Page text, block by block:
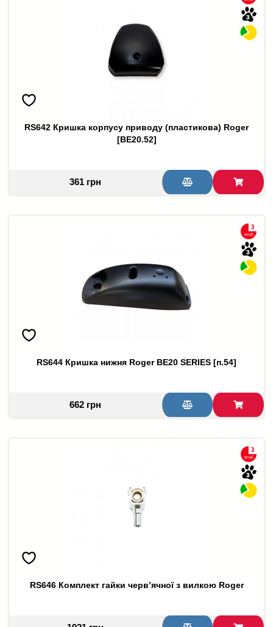
RS642 Кришка корпусу приводу (пластикова) Roger
[BE20.52]
361 грн
RS644 Кришка нижня Roger BE20 SERIES [п.54]
662 грн
RS646 Комплект гайки черв’ячної з вилкою Roger